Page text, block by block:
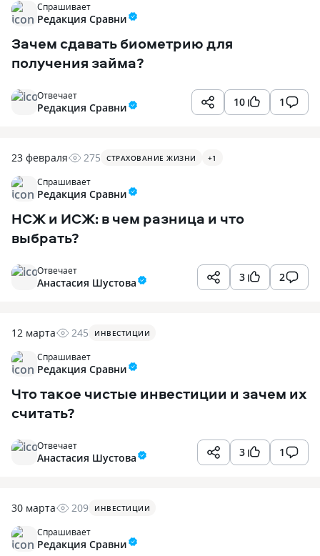
Спрашивает
Редакция Сравни
Зачем сдавать биометрию для
получения займа?
10 1
Отвечает
Редакция Сравни
23 февраля 275 СТРАХОВАНИЕ ЖИЗНИ +1
Спрашивает
Редакция Сравни
НСЖ и ИСЖ: в чем разница и что
выбрать?
3 2
Отвечает
Анастасия Шустова
12 марта 245 ИНВЕСТИЦИИ
Спрашивает
Редакция Сравни
Что такое чистые инвестиции и зачем их
считать?
3 1
Отвечает
Анастасия Шустова
30 марта 209 ИНВЕСТИЦИИ
Спрашивает
Редакция Сравни